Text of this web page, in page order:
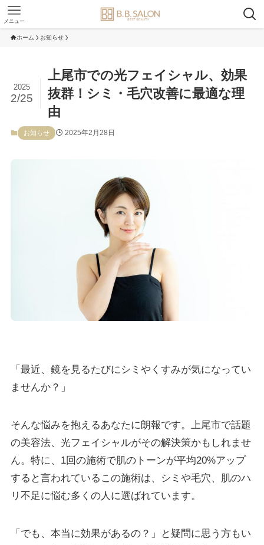
メニュー
ホーム お知らせ
上尾市での光フェイシャル、効果
抜群！シミ・毛穴改善に最適な理
由
2025
2/25
お知らせ 2025年2月28日
「最近、鏡を見るたびにシミやくすみが気になってい
ませんか？」
そんな悩みを抱えるあなたに朗報です。上尾市で話題
の美容法、光フェイシャルがその解決策かもしれませ
ん。特に、1回の施術で肌のトーンが平均20%アップ
すると言われているこの施術は、シミや毛穴、肌のハ
リ不足に悩む多くの人に選ばれています。
「でも、本当に効果があるの？」と疑問に思う方もい